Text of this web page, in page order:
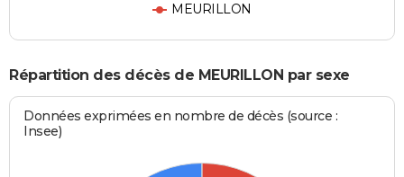
MEURILLON
Répartition des décès de MEURILLON par sexe
Données exprimées en nombre de décès (source :
Insee)